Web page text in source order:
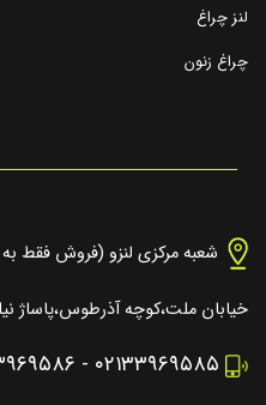
لنز چراغ
چراغ زنون
شعبه مرکزی لنزو (فروش فقط
خیابان ملت،کوچه آذرطوس،پاساژ
۰۲۱۳۳۹۶۹۵۸۵ -